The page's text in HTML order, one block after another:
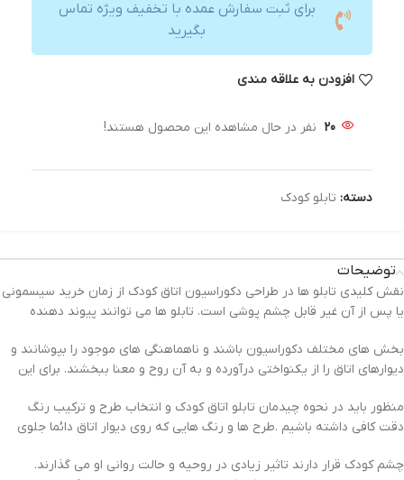
برای ثبت سفارش عمده با تخفیف ویژه تماس
بگیرید
افزودن به علاقه مندی
20 نفر در حال مشاهده این محصول هستند!
دسته: تابلو کودک
توضیحات
نقش کلیدی تابلو ها در طراحی دکوراسیون اتاق کودک از زمان خرید سیسمونی
یا پس از آن غیر قابل چشم پوشی است. تابلو ها می توانند پیوند دهنده
بخش های مختلف دکوراسیون باشند و ناهماهنگی های موجود را بپوشانند و
دیوارهای اتاق را از یکنواختی درآورده و به آن روح و معنا ببخشند. برای این
منظور باید در نحوه چیدمان تابلو اتاق کودک و انتخاب طرح و ترکیب رنگ
دقت کافی داشته باشیم .طرح ها و رنگ هایی که روی دیوار اتاق دائما جلوی
چشم کودک قرار دارند تاثیر زیادی در روحیه و حالت روانی او می گذارند.